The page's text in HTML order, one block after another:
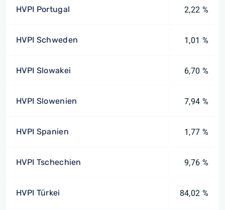
HVPI Portugal 2,22 %
HVPI Schweden 1,01 %
HVPI Slowakei 6,70 %
HVPI Slowenien 7,94 %
HVPI Spanien 1,77 %
HVPI Tschechien 9,76 %
HVPI Türkei 84,02 %